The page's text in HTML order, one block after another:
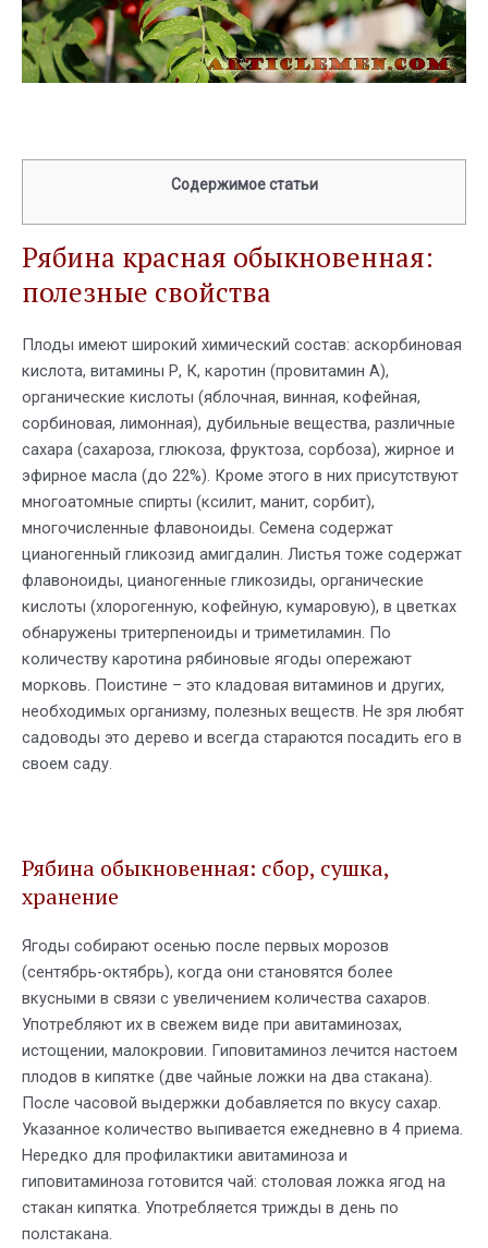
Содержимое статьи
Рябина красная обыкновенная:
полезные свойства
Плоды имеют широкий химический состав: аскорбиновая
кислота, витамины Р, К, каротин (провитамин А),
органические кислоты (яблочная, винная, кофейная,
сорбиновая, лимонная), дубильные вещества, различные
сахара (сахароза, глюкоза, фруктоза, сорбоза), жирное и
эфирное масла (до 22%). Кроме этого в них присутствуют
многоатомные спирты (ксилит, манит, сорбит),
многочисленные флавоноиды. Семена содержат
цианогенный гликозид амигдалин. Листья тоже содержат
флавоноиды, цианогенные гликозиды, органические
кислоты (хлорогенную, кофейную, кумаровую), в цветках
обнаружены тритерпеноиды и триметиламин. По
количеству каротина рябиновые ягоды опережают
морковь. Поистине – это кладовая витаминов и других,
необходимых организму, полезных веществ. Не зря любят
садоводы это дерево и всегда стараются посадить его в
своем саду.
Рябина обыкновенная: сбор, сушка,
хранение
Ягоды собирают осенью после первых морозов
(сентябрь-октябрь), когда они становятся более
вкусными в связи с увеличением количества сахаров.
Употребляют их в свежем виде при авитаминозах,
истощении, малокровии. Гиповитаминоз лечится настоем
плодов в кипятке (две чайные ложки на два стакана).
После часовой выдержки добавляется по вкусу сахар.
Указанное количество выпивается ежедневно в 4 приема.
Нередко для профилактики авитаминоза и
гиповитаминоза готовится чай: столовая ложка ягод на
стакан кипятка. Употребляется трижды в день по
полстакана.